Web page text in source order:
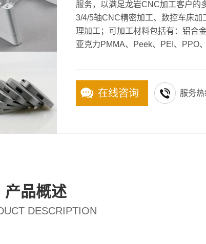
服务，以满足龙岩CNC加工客户的
3/4/5轴CNC精密加工、数控车床
理加工；可加工材料包括有：铝合
亚克力PMMA、Peek、PEI、PPO
在线咨询 服务热
产品概述
DESCRIPTION